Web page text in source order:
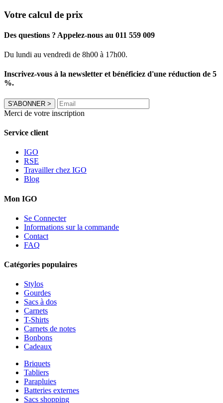
Votre calcul de prix
Des questions ? Appelez-nous au 011 559 009
Du lundi au vendredi de 8h00 à 17h00.
Inscrivez-vous à la newsletter et bénéficiez d'une réduction de 5
%.
S'ABONNER >
Merci de votre inscription
Service client
IGO
RSE
Travailler chez IGO
Blog
Mon IGO
Se Connecter
Informations sur la commande
Contact
FAQ
Catégories populaires
Stylos
Gourdes
Sacs à dos
Carnets
T-Shirts
Carnets de notes
Bonbons
Cadeaux
Briquets
Tabliers
Parapluies
Batteries externes
Sacs shopping